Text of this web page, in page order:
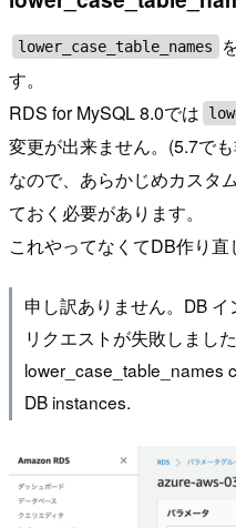
lower_case_table_names
す。
RDS for MySQL 8.0では
変更が出来ません。(5.7で
なので、あらかじめカスタ
ておく必要があります。
これやってなくてDB作り直
申し訳ありません。DB
リクエストが失敗しまし
lower_case_table_names
DB instances.